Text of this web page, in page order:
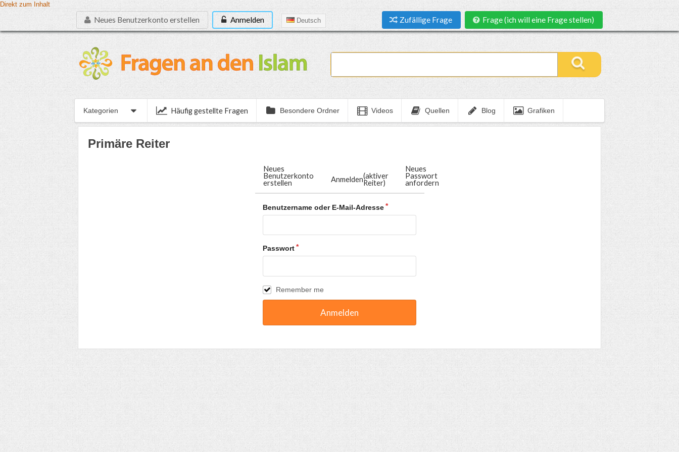
Direkt zum Inhalt
Neues Benutzerkonto erstellen Anmelden Deutsch Zufällige Frage Frage (ich will eine Frage stellen)
Kategorien Häufig gestellte Fragen Besondere Ordner Videos Quellen Blog Grafiken
Primäre Reiter
Neues
Benutzerkonto
erstellen Anmelden(aktiver
Reiter)
Neues
Passwort
anfordern
Benutzername oder E-Mail-Adresse
Passwort
Remember me